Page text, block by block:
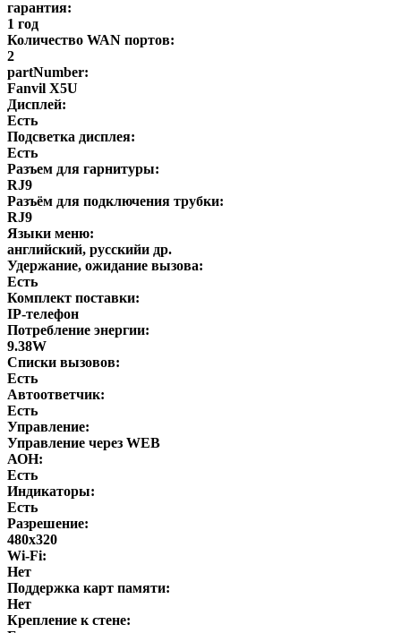
гарантия:
1 год
Количество WAN портов:
2
partNumber:
Fanvil X5U
Дисплей:
Есть
Подсветка дисплея:
Есть
Разъем для гарнитуры:
RJ9
Разъём для подключения трубки:
RJ9
Языки меню:
английский, русскийи др.
Удержание, ожидание вызова:
Есть
Комплект поставки:
IР-телефон
Потребление энергии:
9.38W
Списки вызовов:
Есть
Автоответчик:
Есть
Управление:
Управление через WEB
АОН:
Есть
Индикаторы:
Есть
Разрешение:
480х320
Wi-Fi:
Нет
Поддержка карт памяти:
Нет
Крепление к стене: